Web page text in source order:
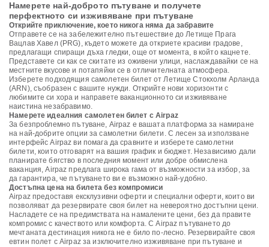
Намерете най-доброто пътуване и получете
перфектното си изживяване при пътуване
Открийте приключение, което никога няма да забравите
Отправете се на забележително пътешествие до Летище Прага
Вацлав Хавел (PRG), където можете да откриете красиви градове,
предлагащи спиращи дъха гледки, още от момента, в който кацнете.
Представете си как се скитате из оживени улици, наслаждавайки се на
местните вкусове и потапяйки се в отличителната атмосфера.
Изберете подходящия самолетен билет от Летище Стокхолм Арланда
(ARN), съобразен с вашите нужди. Открийте нови хоризонти с
любимите си хора и направете ваканционното си изживяване
наистина незабравимо.
Намерете идеалния самолетен билет с Airpaz
За безпроблемно пътуване, Airpaz е вашата платформа за намиране
на най-добрите опции за самолетни билети. С лесен за използване
интерфейс Airpaz ви помага да сравните и изберете самолетни
билети, които отговарят на вашия график и бюджет. Независимо дали
планирате бягство в последния момент или добре обмислена
ваканция, Airpaz предлага широка гама от възможности за избор, за
да гарантира, че пътуването ви е възможно най-удобно.
Достъпна цена на билета без компромиси
Airpaz предоставя ексклузивни оферти и специални оферти, които ви
позволяват да резервирате своя билет на невероятно достъпни цени.
Насладете се на предимствата на намалените цени, без да правите
компромис с качеството или комфорта. С Airpaz пътуването до
мечтаната дестинация никога не е било по-лесно. Резервирайте своя
евтин полет с Airpaz за изключително изживяване при пътуване и